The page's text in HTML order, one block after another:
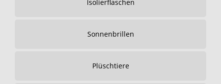
Isolierflaschen
Sonnenbrillen
Plüschtiere